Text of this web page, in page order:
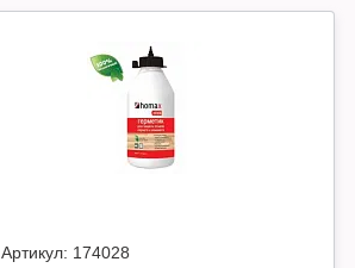
Артикул: 174028